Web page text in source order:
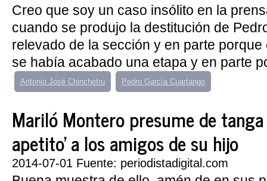
Creo que soy un caso insólito en la
cuando se produjo la destitución de
relevado de la sección y en parte
se había acabado una etapa y en parte
Antonio José Chinchetru Pedro García Cuartango
Mariló Montero presume de
apetito' a los amigos de su hijo
2014-07-01 Fuente: periodistadigital.com